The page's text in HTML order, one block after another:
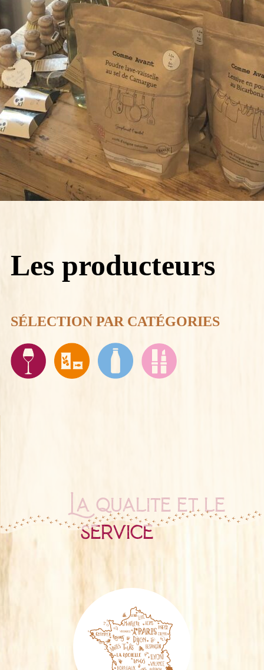
Les producteurs
SÉLECTION PAR CATÉGORIES
La qualité et le
service